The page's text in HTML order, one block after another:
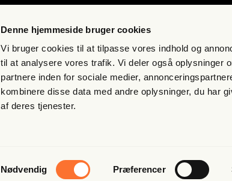
Denne hjemmeside bruger cookies
Vi bruger cookies til at tilpasse vores indhold og
til at analysere vores trafik. Vi deler også oplysninger
partnere inden for sociale medier,
kombinere disse data med andre oplysninger, du har
af deres tjenester.
Samtykkevalg
Nødvendig Præferencer
Butik Fri­heds­bre­vet
Bliv Lyg­te­mand
Til­meld nyheds­bre­ve